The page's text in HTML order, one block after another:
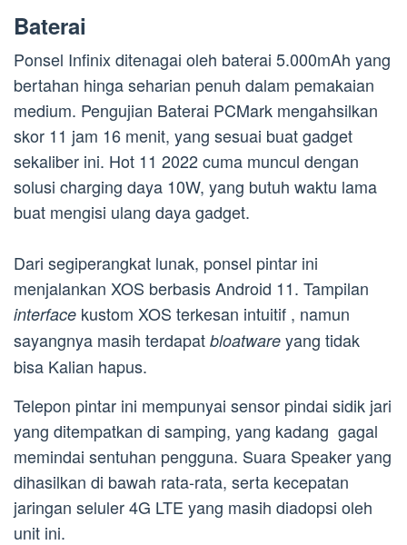
Baterai
Ponsel Infinix ditenagai oleh baterai 5.000mAh yang
bertahan hinga seharian penuh dalam pemakaian
medium. Pengujian Baterai PCMark mengahsilkan
skor 11 jam 16 menit, yang sesuai buat gadget
sekaliber ini. Hot 11 2022 cuma muncul dengan
solusi charging daya 10W, yang butuh waktu lama
buat mengisi ulang daya gadget.
Dari segiperangkat lunak, ponsel pintar ini
menjalankan XOS berbasis Android 11. Tampilan
interface kustom XOS terkesan intuitif , namun
sayangnya masih terdapat bloatware yang tidak
bisa Kalian hapus.
Telepon pintar ini mempunyai sensor pindai sidik jari
yang ditempatkan di samping, yang kadang gagal
memindai sentuhan pengguna. Suara Speaker yang
dihasilkan di bawah rata-rata, serta kecepatan
jaringan seluler 4G LTE yang masih diadopsi oleh
unit ini.